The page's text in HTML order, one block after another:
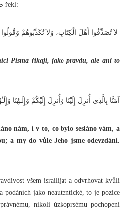
Posel Boží صلى الله عليه وسلم řekl:
لاَ تُصَدِّقُوا أَهْلَ الْكِتَابِ، وَلاَ تُكَذِّبُوهُمْ
Písma říkají, jako pravdu, ale ani to
آمَنَّا بِالَّذِي أُنزِلَ إِلَيْنَا وَأُنزِلَ إِلَيْكُمْ
nám, i v to, co bylo sesláno vám, a
a my do vůle Jeho jsme odevzdáni.
všem israílíját a odvrhovat kvůli
podáních jako neautentické, to je pozice
nikoli úzkoprsému pochopení